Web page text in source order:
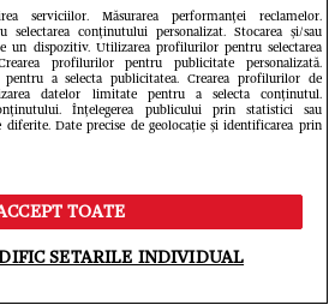
cele mai grele
"Succesul nu
ci un proces. Am
VEDETE
Bianca
a treia
serviciilor. Măsurarea performanței reclamelor.
conținutului personalizat. Stocarea și/sau
un dispozitiv. Utilizarea profilurilor pentru selectarea
profilurilor pentru publicitate personalizată.
a selecta publicitatea. Crearea profilurilor de
datelor limitate pentru a selecta conținutul.
Înțelegerea publicului prin statistici sau
Date precise de geolocație și identificarea prin
TOATE
SETARILE INDIVIDUAL